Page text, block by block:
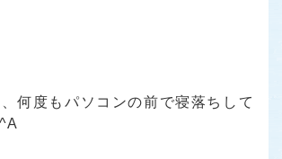
何度もパソコンの前で寝落ちして